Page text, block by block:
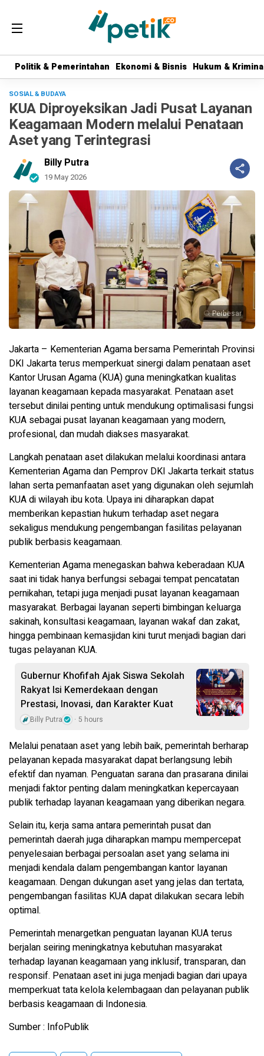
Politik & Pemerintahan Ekonomi & Bisnis Hukum &
Politik & Pemerintahan Ekonomi & Bisnis Hukum &
SOSIAL & BUDAYA
KUA Diproyeksikan Jadi Pusat Layanan
Keagamaan Modern melalui Penataan
Aset yang Terintegrasi
Billy Putra
19 May 2026
Perbesar
Jakarta – Kementerian Agama bersama Pemerintah Provinsi
DKI Jakarta terus memperkuat sinergi dalam penataan aset
Kantor Urusan Agama (KUA) guna meningkatkan kualitas
layanan keagamaan kepada masyarakat. Penataan aset
tersebut dinilai penting untuk mendukung optimalisasi fungsi
KUA sebagai pusat layanan keagamaan yang modern,
profesional, dan mudah diakses masyarakat.
Langkah penataan aset dilakukan melalui koordinasi antara
Kementerian Agama dan Pemprov DKI Jakarta terkait status
lahan serta pemanfaatan aset yang digunakan oleh sejumlah
KUA di wilayah ibu kota. Upaya ini diharapkan dapat
memberikan kepastian hukum terhadap aset negara
sekaligus mendukung pengembangan fasilitas pelayanan
publik berbasis keagamaan.
Kementerian Agama menegaskan bahwa keberadaan KUA
saat ini tidak hanya berfungsi sebagai tempat pencatatan
pernikahan, tetapi juga menjadi pusat layanan keagamaan
masyarakat. Berbagai layanan seperti bimbingan keluarga
sakinah, konsultasi keagamaan, layanan wakaf dan zakat,
hingga pembinaan kemasjidan kini turut menjadi bagian dari
tugas pelayanan KUA.
Gubernur Khofifah Ajak Siswa Sekolah
Rakyat Isi Kemerdekaan dengan
Prestasi, Inovasi, dan Karakter Kuat
Billy Putra 5 hours
Melalui penataan aset yang lebih baik, pemerintah berharap
pelayanan kepada masyarakat dapat berlangsung lebih
efektif dan nyaman. Penguatan sarana dan prasarana dinilai
menjadi faktor penting dalam meningkatkan kepercayaan
publik terhadap layanan keagamaan yang diberikan negara.
Selain itu, kerja sama antara pemerintah pusat dan
pemerintah daerah juga diharapkan mampu mempercepat
penyelesaian berbagai persoalan aset yang selama ini
menjadi kendala dalam pengembangan kantor layanan
keagamaan. Dengan dukungan aset yang jelas dan tertata,
pengembangan fasilitas KUA dapat dilakukan secara lebih
optimal.
Pemerintah menargetkan penguatan layanan KUA terus
berjalan seiring meningkatnya kebutuhan masyarakat
terhadap layanan keagamaan yang inklusif, transparan, dan
responsif. Penataan aset ini juga menjadi bagian dari upaya
memperkuat tata kelola kelembagaan dan pelayanan publik
berbasis keagamaan di Indonesia.
Sumber : InfoPublik